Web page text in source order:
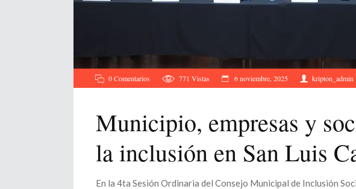
0 Comentarios 771 Vistas 6 noviembre, 2025 kripton_admin
Municipio, empresas y
la inclusión en San Luis
En la 4ta Sesión Ordinaria del Consejo Municipal de Inclusión